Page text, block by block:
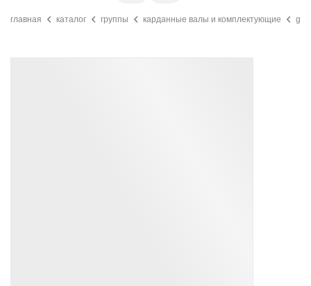
главная каталог группы карданные валы и комплектующие